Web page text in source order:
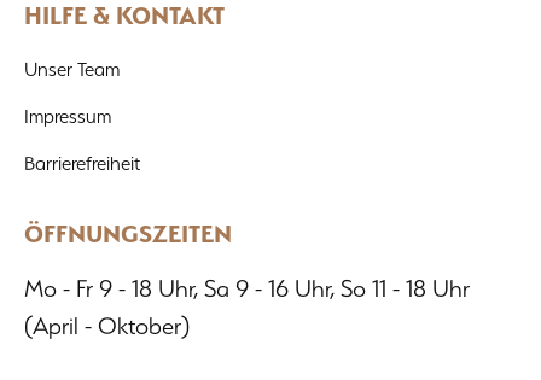
HILFE & KONTAKT
Unser Team
Impressum
Barrierefreiheit
ÖFFNUNGSZEITEN
Mo - Fr 9 - 18 Uhr, Sa 9 - 16 Uhr, So 11 - 18 Uhr
(April - Oktober)